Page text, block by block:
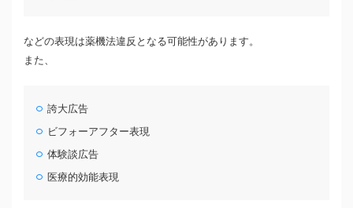
などの表現は薬機法違反となる可能性があります。
また、
誇大広告
ビフォーアフター表現
体験談広告
医療的効能表現